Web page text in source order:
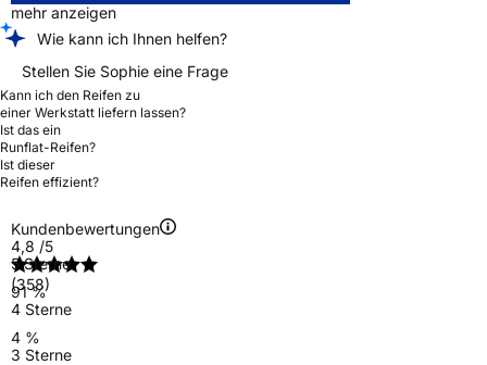
mehr anzeigen
Wie kann ich Ihnen helfen?
Stellen Sie Sophie eine Frage
Kann ich den Reifen zu
einer Werkstatt liefern lassen?
Ist das ein
Runflat-Reifen?
Ist dieser
Reifen effizient?
Kundenbewertungen
4,8 /5
(358)
5 Sterne
91 %
4 Sterne
4 %
3 Sterne